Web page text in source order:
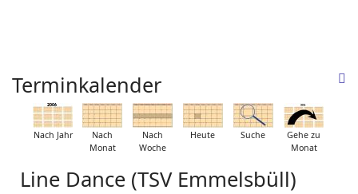
Terminkalender
Nach Jahr
Nach
Monat
Nach
Woche
Heute Suche
Gehe zu
Monat
Line Dance (TSV Emmelsbüll)